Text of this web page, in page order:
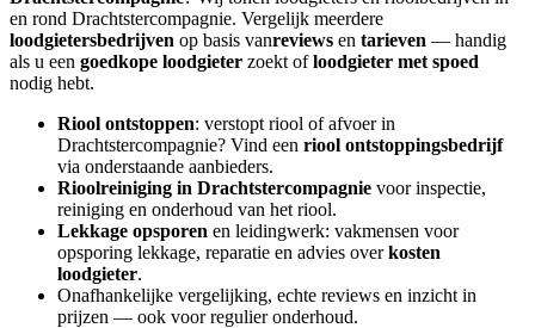
en rond Drachtstercompagnie. Vergelijk meerdere
loodgietersbedrijven op basis vanreviews en tarieven — handig
als u een goedkope loodgieter zoekt ofloodgieter met spoed
nodig hebt.
Riool ontstoppen: verstopt riool of afvoer in
Drachtstercompagnie? Vind een riool ontstoppingsbedrijf
via onderstaande aanbieders.
Rioolreiniging in Drachtstercompagnie voor inspectie,
reiniging en onderhoud van het riool.
Lekkage opsporen en leidingwerk: vakmensen voor
opsporing lekkage, reparatie en advies overkosten
loodgieter.
Onafhankelijke vergelijking, echte reviews en inzicht in
prijzen — ook voor regulier onderhoud.